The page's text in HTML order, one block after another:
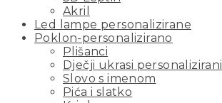
Akril
Led lampe personalizirane
Poklon-personalizirano
Plišanci
Dječji ukrasi personalizirani
Slovo s imenom
Pića i slatko